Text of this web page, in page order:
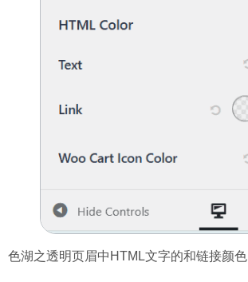
色湖之透明页眉中HTML文字的和链接颜色